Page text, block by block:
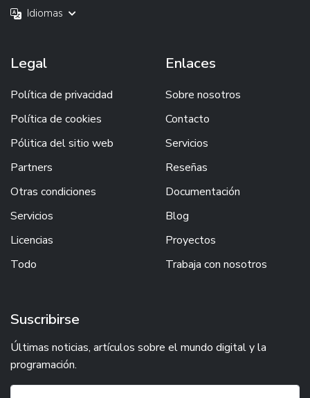
Idiomas
Legal
Política de privacidad
Política de cookies
Pólitica del sitio web
Partners
Otras condiciones
Servicios
Licencias
Todo
Enlaces
Sobre nosotros
Contacto
Servicios
Reseñas
Documentación
Blog
Proyectos
Trabaja con nosotros
Suscribirse
Últimas noticias, artículos sobre el mundo digital y la
programación.